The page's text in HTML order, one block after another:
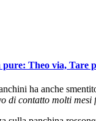
Theo via, Tare
ha anche
di contatto molti